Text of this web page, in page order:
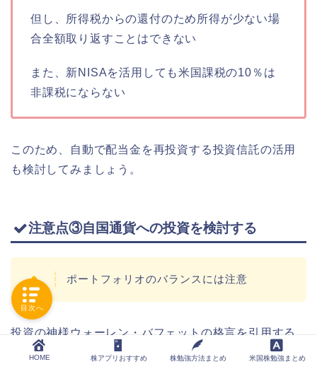
但し、所得税からの還付のため所得が少ない場
合全額取り返すことはできない
また、新NISAを活用しても米国課税の10％は
非課税にならない
このため、自動で配当金を再投資する投資信託の活用
も検討してみましょう。
注意点③自国通貨への投資を検討する
ポートフォリオのバランスには注意
投資の神様ウォーレン・バフェットの格言を引用する
と以下の通り
HOME 株アプリおすすめ 株勉強方法まとめ 米国株勉強まとめ
目次へ